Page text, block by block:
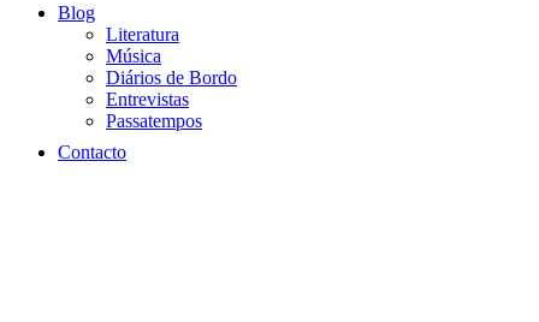
Blog
Literatura
Música
Diários de Bordo
Entrevistas
Passatempos
Contacto